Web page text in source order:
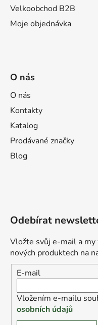
Velkoobchod B2B
Moje objednávka
O nás
O nás
Kontakty
Katalog
Prodávané značky
Blog
Odebírat
Vložte svůj e-mail a
nových produktech na
E-mail
Vložením e-mailu
osobních údajů